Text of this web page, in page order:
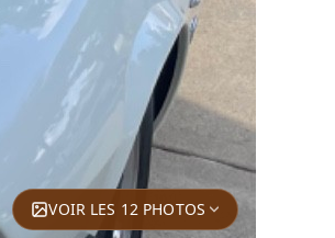
VOIR LES 12 PHOTOS